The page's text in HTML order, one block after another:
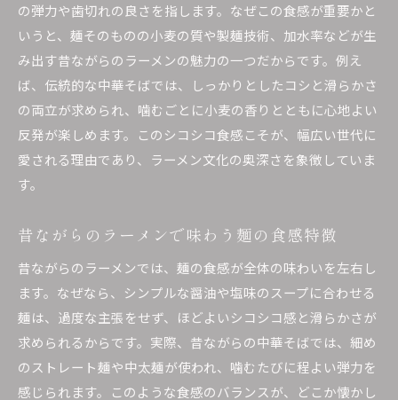
の弾力や歯切れの良さを指します。なぜこの食感が重要かと
いうと、麺そのものの小麦の質や製麺技術、加水率などが生
み出す昔ながらのラーメンの魅力の一つだからです。例え
ば、伝統的な中華そばでは、しっかりとしたコシと滑らかさ
の両立が求められ、噛むごとに小麦の香りとともに心地よい
反発が楽しめます。このシコシコ食感こそが、幅広い世代に
愛される理由であり、ラーメン文化の奥深さを象徴していま
す。
昔ながらのラーメンで味わう麺の食感特徴
昔ながらのラーメンでは、麺の食感が全体の味わいを左右し
ます。なぜなら、シンプルな醤油や塩味のスープに合わせる
麺は、過度な主張をせず、ほどよいシコシコ感と滑らかさが
求められるからです。実際、昔ながらの中華そばでは、細め
のストレート麺や中太麺が使われ、噛むたびに程よい弾力を
感じられます。このような食感のバランスが、どこか懐かし